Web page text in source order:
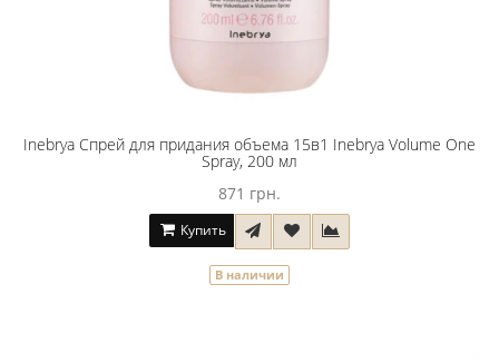
Inebrya Спрей для придания объема 15в1 Inebrya Volume One
Spray, 200 мл
871 грн.
Купить
В наличии